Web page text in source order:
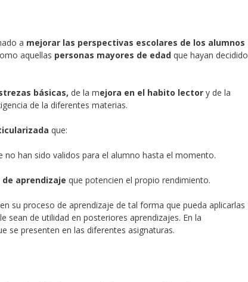
a mejorar las perspectivas escolares de los alumnos
aquellas personas mayores de edad que hayan decidido
básicas, de la mejora en el habito lector y de la
de la diferentes materias.
que:
no han sido validos para el alumno hasta el momento.
de aprendizaje que potencien el propio rendimiento.
su proceso de aprendizaje de tal forma que pueda aplicarlas
sean de utilidad en posteriores aprendizajes. En la
se presenten en las diferentes asignaturas.